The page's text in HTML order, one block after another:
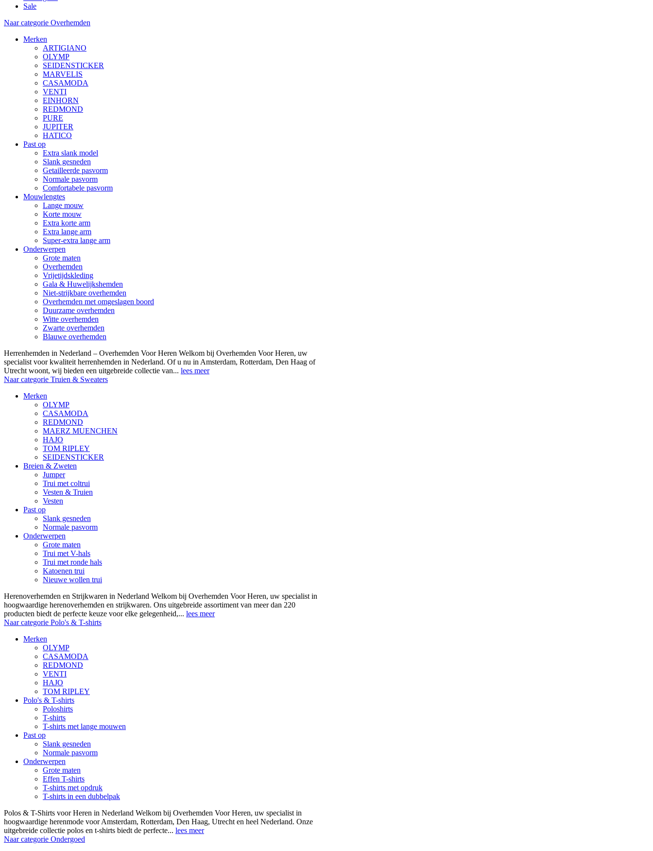
Sale
Naar categorie Overhemden
Merken
ARTIGIANO
OLYMP
SEIDENSTICKER
MARVELIS
CASAMODA
VENTI
EINHORN
REDMOND
PURE
JUPITER
HATICO
Past op
Extra slank model
Slank gesneden
Getailleerde pasvorm
Normale pasvorm
Comfortabele pasvorm
Mouwlengtes
Lange mouw
Korte mouw
Extra korte arm
Extra lange arm
Super-extra lange arm
Onderwerpen
Grote maten
Overhemden
Vrijetijdskleding
Gala & Huwelijkshemden
Niet-strijkbare overhemden
Overhemden met omgeslagen boord
Duurzame overhemden
Witte overhemden
Zwarte overhemden
Blauwe overhemden
Herrenhemden in Nederland – Overhemden Voor Heren Welkom bij Overhemden Voor Heren, uw
specialist voor kwaliteit herrenhemden in Nederland. Of u nu in Amsterdam, Rotterdam, Den Haag of
Utrecht woont, wij bieden een uitgebreide collectie van... lees meer
Naar categorie Truien & Sweaters
Merken
OLYMP
CASAMODA
REDMOND
MAERZ MUENCHEN
HAJO
TOM RIPLEY
SEIDENSTICKER
Breien & Zweten
Jumper
Trui met coltrui
Vesten & Truien
Vesten
Past op
Slank gesneden
Normale pasvorm
Onderwerpen
Grote maten
Trui met V-hals
Trui met ronde hals
Katoenen trui
Nieuwe wollen trui
Herenoverhemden en Strijkwaren in Nederland Welkom bij Overhemden Voor Heren, uw specialist in
hoogwaardige herenoverhemden en strijkwaren. Ons uitgebreide assortiment van meer dan 220
producten biedt de perfecte keuze voor elke gelegenheid,... lees meer
Naar categorie Polo's & T-shirts
Merken
OLYMP
CASAMODA
REDMOND
VENTI
HAJO
TOM RIPLEY
Polo's & T-shirts
Poloshirts
T-shirts
T-shirts met lange mouwen
Past op
Slank gesneden
Normale pasvorm
Onderwerpen
Grote maten
Effen T-shirts
T-shirts met opdruk
T-shirts in een dubbelpak
Polos & T-Shirts voor Heren in Nederland Welkom bij Overhemden Voor Heren, uw specialist in
hoogwaardige herenmode voor Amsterdam, Rotterdam, Den Haag, Utrecht en heel Nederland. Onze
uitgebreide collectie polos en t-shirts biedt de perfecte... lees meer
Naar categorie Ondergoed